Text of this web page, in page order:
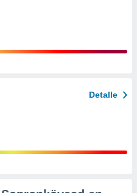
Detalle